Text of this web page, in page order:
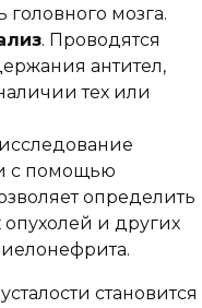
головного мозга.
. Проводятся
антител,
тех или
с помощью
определить
и других
становится